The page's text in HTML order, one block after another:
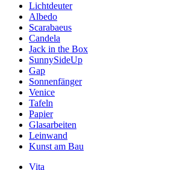
Lichtdeuter
Albedo
Scarabaeus
Candela
Jack in the Box
SunnySideUp
Gap
Sonnenfänger
Venice
Tafeln
Papier
Glasarbeiten
Leinwand
Kunst am Bau
Vita